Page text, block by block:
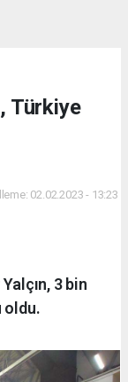
Türkiye
02.02.2023 - 13:23
3 bin
oldu.